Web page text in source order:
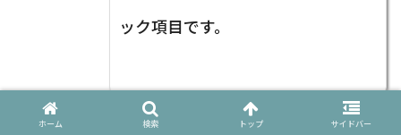
ック項目です。
ホーム 検索 トップ サイドバー